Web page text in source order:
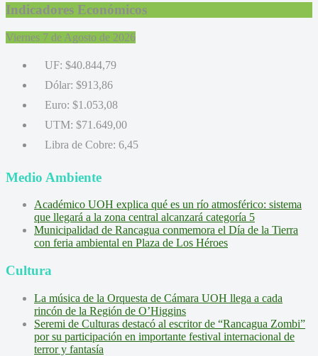
Indicadores Económicos
Viernes 7 de Agosto de 2026
UF: $40.844,79
Dólar: $913,86
Euro: $1.053,08
UTM: $71.649,00
Libra de Cobre: 6,45
Medio Ambiente
Académico UOH explica qué es un río atmosférico: sistema
que llegará a la zona central alcanzará categoría 5
Municipalidad de Rancagua conmemora el Día de la Tierra
con feria ambiental en Plaza de Los Héroes
Cultura
La música de la Orquesta de Cámara UOH llega a cada
rincón de la Región de O’Higgins
Seremi de Culturas destacó al escritor de “Rancagua Zombi”
por su participación en importante festival internacional de
terror y fantasía